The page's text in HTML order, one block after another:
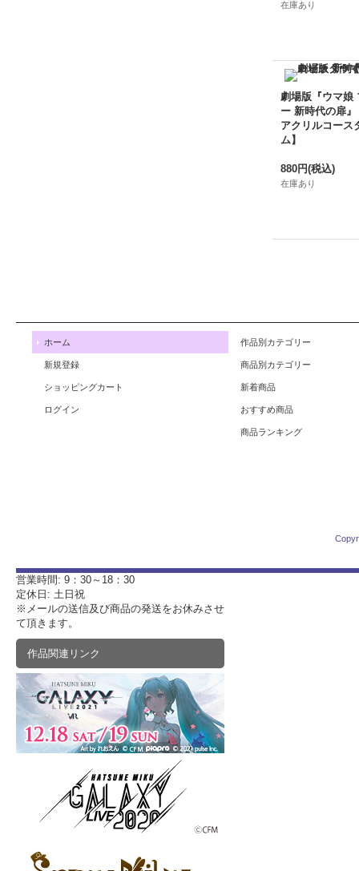
在庫あり
劇場版『ウマ娘
ー 新時代の扉』
アクリルコース
ム】
880円(税込)
在庫あり
ホーム
新規登録
ショッピングカート
ログイン
作品別カテゴリー
商品別カテゴリー
新着商品
おすすめ商品
商品ランキング
営業時間: 9：30～18：30
定休日: 土日祝
※メールの送信及び商品の発送をお休みさせ
て頂きます。
作品関連リンク